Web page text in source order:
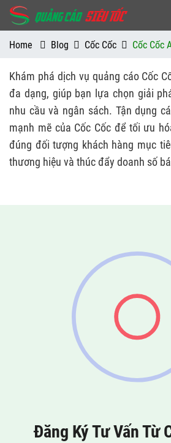
Home Blog Cốc Cốc Cốc Cốc
Khám phá dịch vụ quảng cáo Cốc
đa dạng, giúp bạn lựa chọn giải
nhu cầu và ngân sách. Tận dụng
mạnh mẽ của Cốc Cốc để tối ưu
đúng đối tượng khách hàng mục
thương hiệu và thúc đẩy doanh số
Đăng Ký Tư Vấn Từ